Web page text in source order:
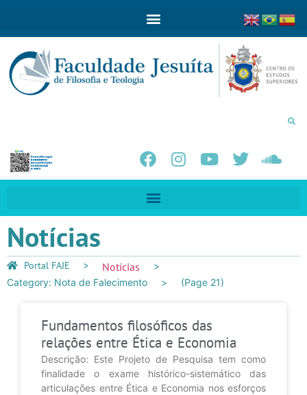
Notícias
Portal FAJE Notícias
Category: Nota de Falecimento (Page 21)
Fundamentos filosóficos das
relações entre Ética e Economia
Descrição: Este Projeto de Pesquisa tem como
finalidade o exame histórico-sistemático das
articulações entre Ética e Economia nos esforços